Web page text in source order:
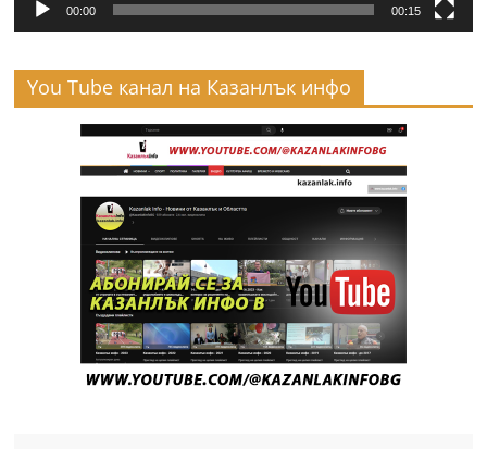
00:00 00:15
You Tube канал на Казанлък инфо